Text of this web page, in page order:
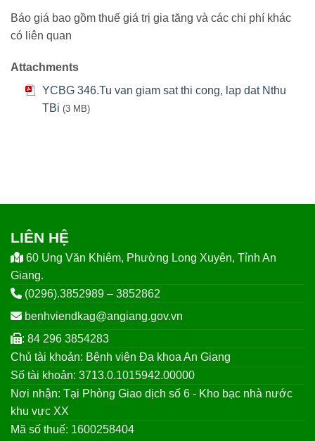
Báo giá bao gồm thuế giá trị gia tăng và các chi phí khác
có liên quan
Attachments
YCBG 346.Tu van giam sat thi cong, lap dat Nthu
TBi (3 MB)
LIÊN HỆ
60 Ung Văn Khiêm, Phường Long Xuyên, Tỉnh An
Giang.
(0296).3852989 – 3852862
benhviendkag@angiang.gov.vn
: 84 296 3854283
Chủ tài khoản: Bệnh viện Đa khoa An Giang
Số tài khoản: 3713.0.1015942.00000
Nơi nhận: Tại Phòng Giao dịch số 6 - Kho bạc nhà nước
khu vực XX
Mã số thuế: 1600258404